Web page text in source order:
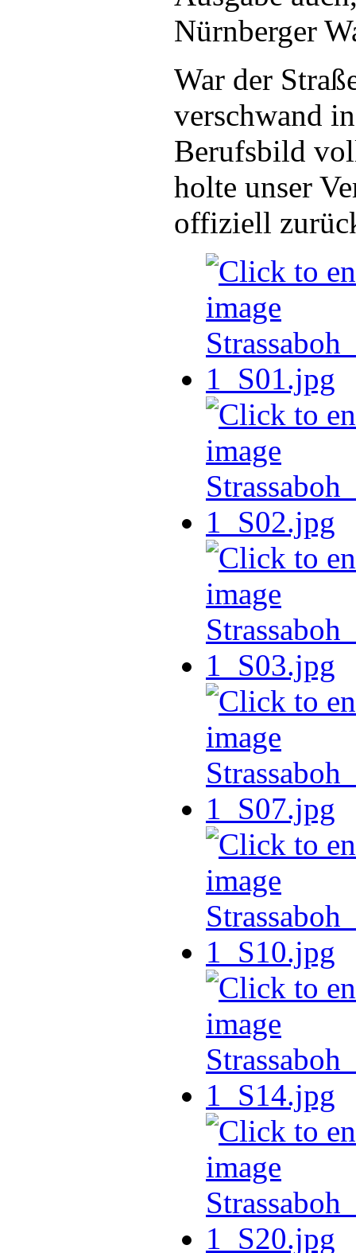
Nürnberger
War der
verschwand
Berufsbild
holte unser
offiziell